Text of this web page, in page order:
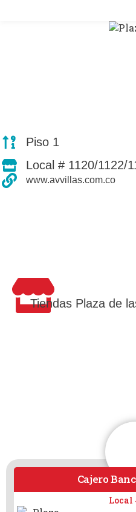
Piso 1
Local # 1120/1122/
www.avvillas.com.co
Tiendas Plaza de
Cajero
Local